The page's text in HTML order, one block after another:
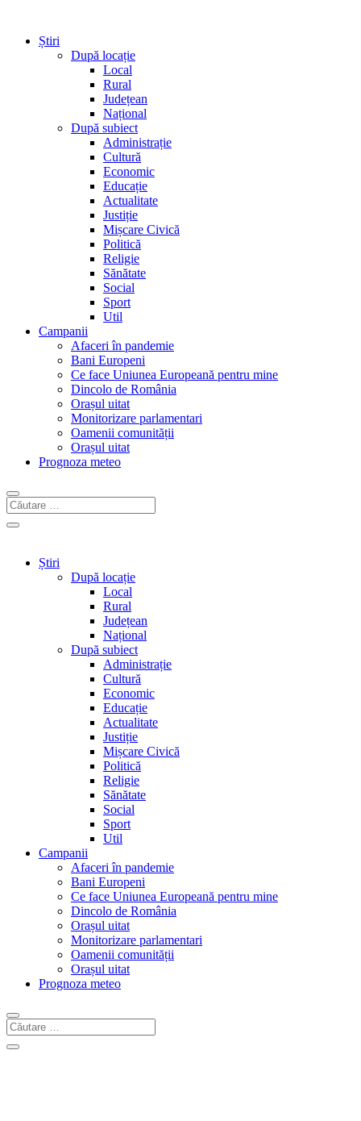
Știri
După locație
Local
Rural
Județean
Național
După subiect
Administrație
Cultură
Economic
Educație
Actualitate
Justiție
Mișcare Civică
Politică
Religie
Sănătate
Social
Sport
Util
Campanii
Afaceri în pandemie
Bani Europeni
Ce face Uniunea Europeană pentru mine
Dincolo de România
Orașul uitat
Monitorizare parlamentari
Oamenii comunității
Orașul uitat
Prognoza meteo
Știri
După locație
Local
Rural
Județean
Național
După subiect
Administrație
Cultură
Economic
Educație
Actualitate
Justiție
Mișcare Civică
Politică
Religie
Sănătate
Social
Sport
Util
Campanii
Afaceri în pandemie
Bani Europeni
Ce face Uniunea Europeană pentru mine
Dincolo de România
Orașul uitat
Monitorizare parlamentari
Oamenii comunității
Orașul uitat
Prognoza meteo